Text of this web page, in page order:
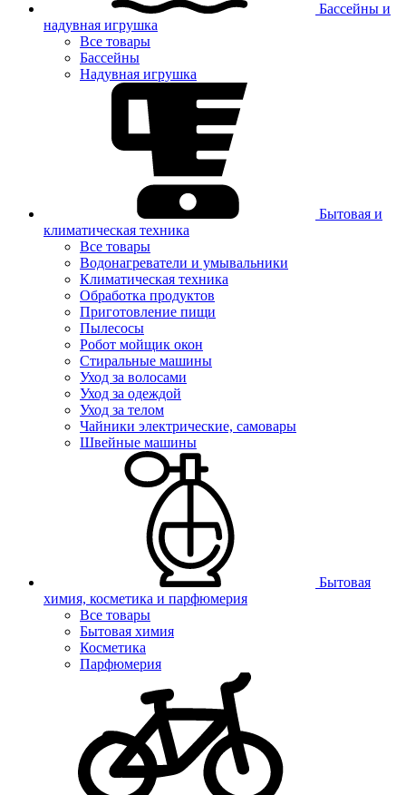
Бассейны и
надувная игрушка
Все товары
Бассейны
Надувная игрушка
Бытовая и
климатическая техника
Все товары
Водонагреватели и умывальники
Климатическая техника
Обработка продуктов
Приготовление пищи
Пылесосы
Робот мойщик окон
Стиральные машины
Уход за волосами
Уход за одеждой
Уход за телом
Чайники электрические, самовары
Швейные машины
Бытовая
химия, косметика и парфюмерия
Все товары
Бытовая химия
Косметика
Парфюмерия